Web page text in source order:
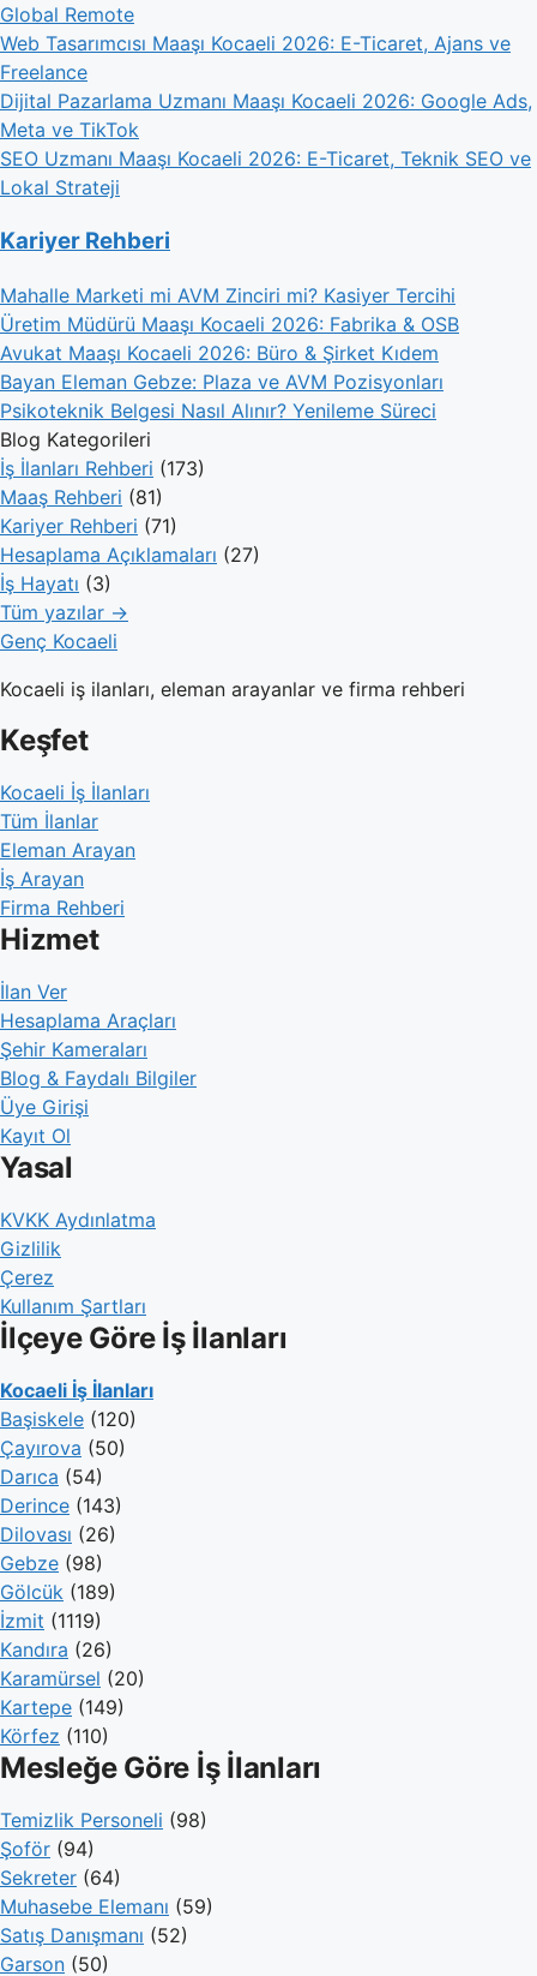
Global Remote
Web Tasarımcısı Maaşı Kocaeli 2026: E-Ticaret, Ajans ve
Freelance
Dijital Pazarlama Uzmanı Maaşı Kocaeli 2026: Google Ads,
Meta ve TikTok
SEO Uzmanı Maaşı Kocaeli 2026: E-Ticaret, Teknik SEO ve
Lokal Strateji
Kariyer Rehberi
Mahalle Marketi mi AVM Zinciri mi? Kasiyer Tercihi
Üretim Müdürü Maaşı Kocaeli 2026: Fabrika & OSB
Avukat Maaşı Kocaeli 2026: Büro & Şirket Kıdem
Bayan Eleman Gebze: Plaza ve AVM Pozisyonları
Psikoteknik Belgesi Nasıl Alınır? Yenileme Süreci
Blog Kategorileri
İş İlanları Rehberi (173)
Maaş Rehberi (81)
Kariyer Rehberi (71)
Hesaplama Açıklamaları (27)
İş Hayatı (3)
Tüm yazılar →
Genç Kocaeli
Kocaeli iş ilanları, eleman arayanlar ve firma rehberi
Keşfet
Kocaeli İş İlanları
Tüm İlanlar
Eleman Arayan
İş Arayan
Firma Rehberi
Hizmet
İlan Ver
Hesaplama Araçları
Şehir Kameraları
Blog & Faydalı Bilgiler
Üye Girişi
Kayıt Ol
Yasal
KVKK Aydınlatma
Gizlilik
Çerez
Kullanım Şartları
İlçeye Göre İş İlanları
Kocaeli İş İlanları
Başiskele (120)
Çayırova (50)
Darıca (54)
Derince (143)
Dilovası (26)
Gebze (98)
Gölcük (189)
İzmit (1119)
Kandıra (26)
Karamürsel (20)
Kartepe (149)
Körfez (110)
Mesleğe Göre İş İlanları
Temizlik Personeli (98)
Şoför (94)
Sekreter (64)
Muhasebe Elemanı (59)
Satış Danışmanı (52)
Garson (50)